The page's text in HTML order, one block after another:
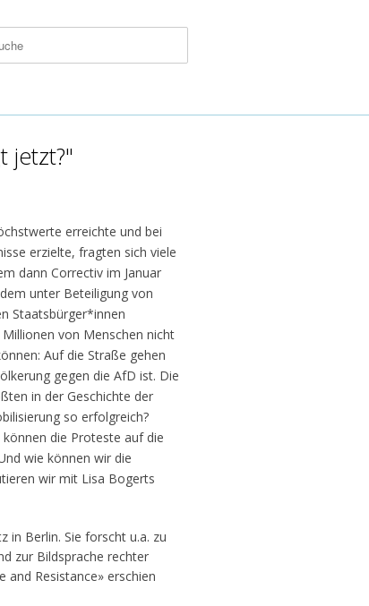
jetzt?"
erreichte und bei
erzielte, fragten sich viele
dann Correctiv im Januar
unter Beteiligung von
Staatsbürger*innen
von Menschen nicht
Auf die Straße gehen
gegen die AfD ist. Die
in der Geschichte der
so erfolgreich?
die Proteste auf die
wie können wir die
wir mit Lisa Bogerts
in Berlin. Sie forscht u.a. zu
zur Bildsprache rechter
and Resistance» erschien